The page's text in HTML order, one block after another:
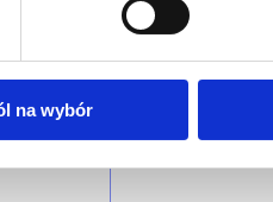
na wybór